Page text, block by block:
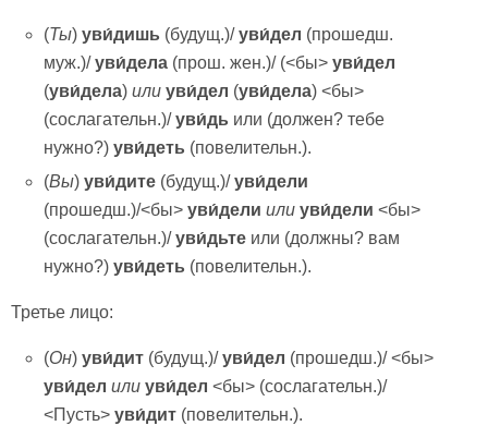
(Ты)уви́дишь (будущ.)/уви́дел (прошедш.
муж.)/уви́дела (прош. жен.)/ (<бы>уви́дел
(уви́дела)или уви́дел (уви́дела) <бы>
(сослагательн.)/уви́дь или (должен? тебе
нужно?)уви́деть (повелительн.).
(Вы)уви́дите (будущ.)/уви́дели
(прошедш.)/<бы>уви́дели или уви́дели <бы>
(сослагательн.)/уви́дьте или (должны? вам
нужно?)уви́деть (повелительн.).
Третье лицо:
(Он)уви́дит (будущ.)/уви́дел (прошедш.)/ <бы>
уви́дел или уви́дел <бы> (сослагательн.)/
<Пусть>уви́дит (повелительн.).